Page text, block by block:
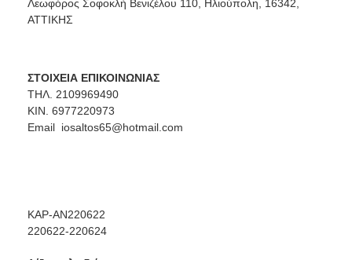
Λεωφόρος Σοφοκλή Βενιζέλου 110, Ηλιούπολη, 16342,
ΑΤΤΙΚΗΣ
ΣΤΟΙΧΕΙΑ ΕΠΙΚΟΙΝΩΝΙΑΣ
ΤΗΛ. 2109969490
ΚΙΝ. 6977220973
Email iosaltos65@hotmail.com
ΚΑΡ-ΑΝ220622
220622-220624